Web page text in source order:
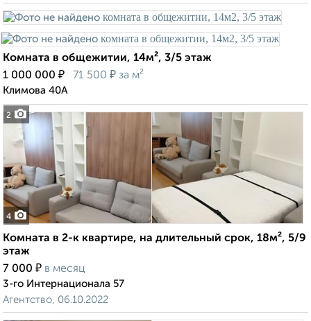
2
Комната в общежитии, 14м², 3/5 этаж
1 000 000 ₽ 71 500 ₽ за м²
Климова 40А
4
Комната в 2-к квартире, на длительный срок, 18м², 5/9
этаж
7 000 ₽ в месяц
3-го Интернационала 57
Агентство, 06.10.2022